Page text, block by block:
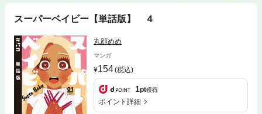
スーパーベイビー【単話版】 ４
丸顔めめ
マンガ
154(税込)
1pt獲得
ポイント詳細